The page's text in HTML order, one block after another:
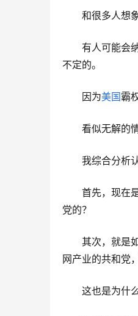
和很多人想
有人可能会
不定的。
因为美国霸
看似无解的
我综合分析
首先，现在
党的？
其次，就是
网产业的共和党
这也是为什